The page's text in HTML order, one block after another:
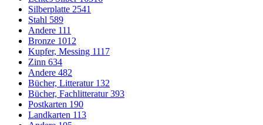
Silberplatte 2541
Stahl 589
Andere 111
Bronze 1012
Kupfer, Messing 1117
Zinn 634
Andere 482
Bücher, Litteratur 132
Bücher, Fachlitteratur393
Postkarten 190
Landkarten 113